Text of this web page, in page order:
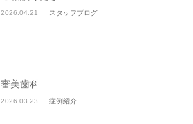
2026.04.21 スタッフブログ
審美歯科
2026.03.23 症例紹介